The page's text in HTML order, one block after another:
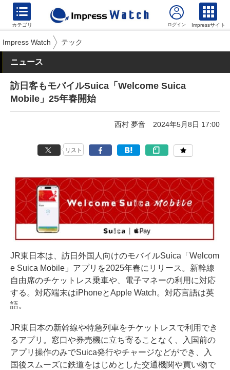
カテゴリ Impressサイト
Impress Watch テック
ニュース
訪日客もモバイルSuica「Welcome Suica
Mobile」25年春開始
西村 夢音 2024年5月8日 17:00
リスト
JR東日本は、訪日外国人向けのモバイルSuica「Welcom
e Suica Mobile」アプリを2025年春にリリース。新幹線
自由席のチケットレス乗車や、電子マネーの利用に対応
する。対応端末はiPhoneとApple Watch。対応言語は英
語。
JR東日本の新幹線や特急列車をチケットレスで利用でき
るアプリ。窓口や券売機に立ち寄ることなく、入国前の
アプリ操作のみでSuica発行やチャージなどができ、入
国後スムーズに鉄道をはじめとした交通機関や買い物で